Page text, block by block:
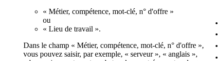
« Métier, compétence, mot-clé, n° d'offre »
ou
« Lieu de travail ».
Dans le champ « Métier, compétence, mot-clé, n° d'offre »,
vous pouvez saisir, par exemple, « serveur », « anglais »,